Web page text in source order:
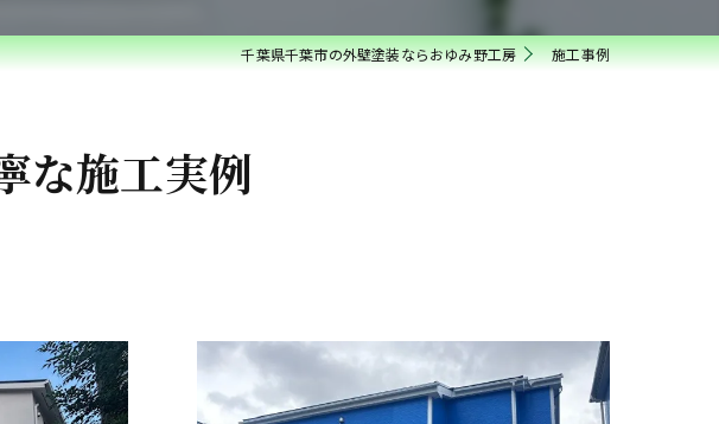
腐処理
千葉県千葉市の外壁塗装ならおゆみ野工房 施工事例
な施工実例